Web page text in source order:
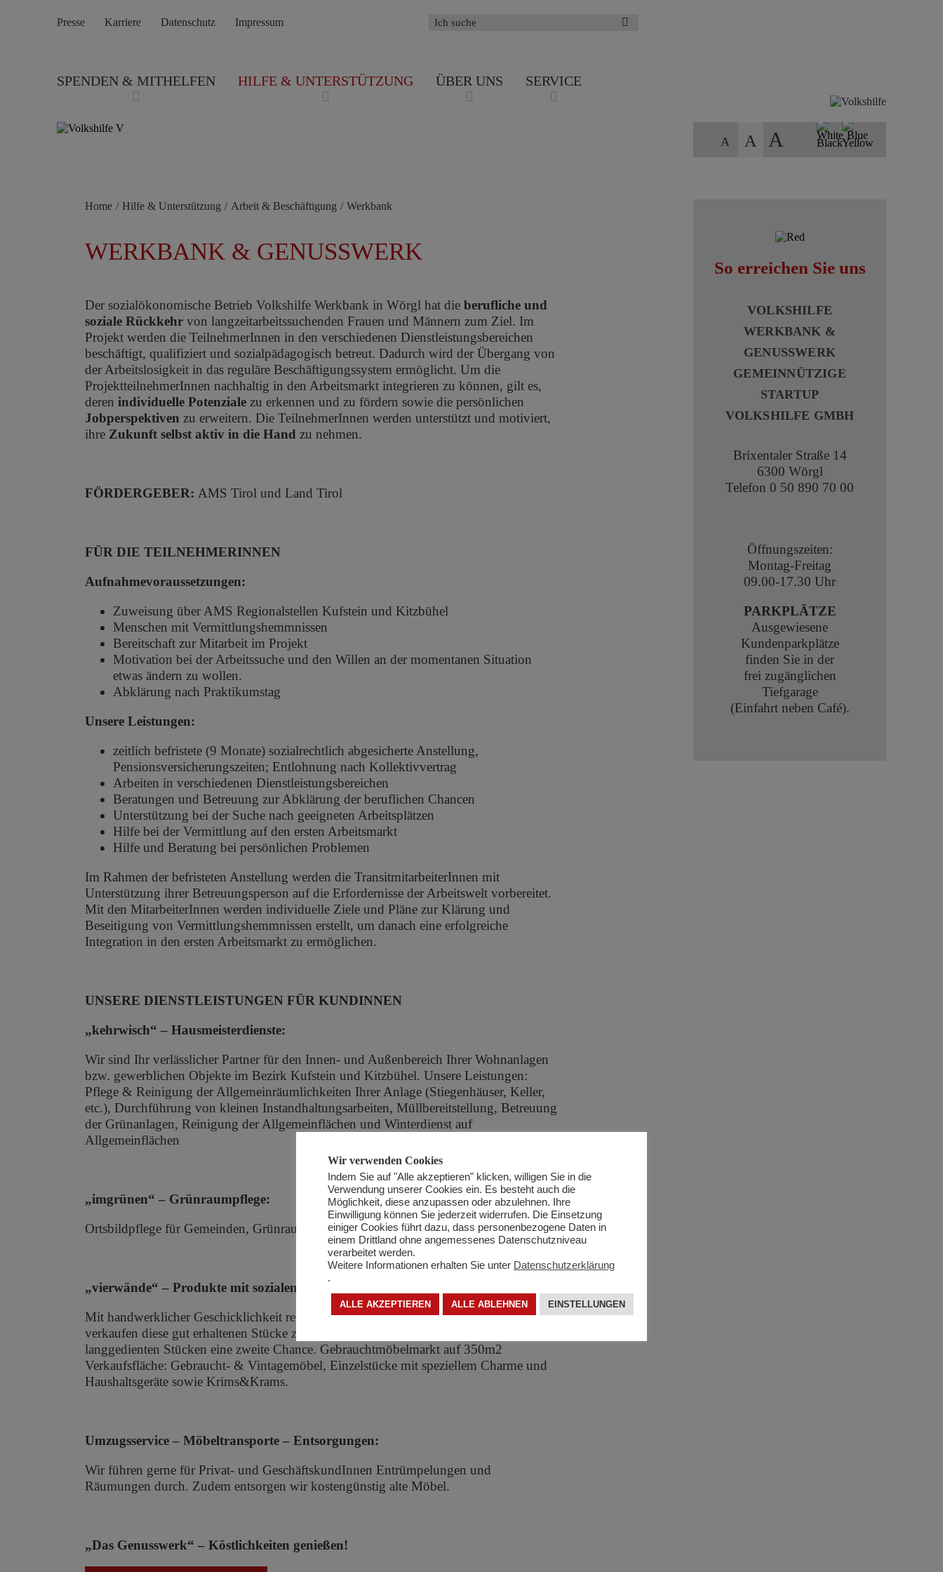
Presse Karriere Datenschutz Impressum
SPENDEN & MITHELFEN HILFE & UNTERSTÜTZUNG ÜBER UNS SERVICE
WIEDEREINSTIEG IN EIN
SELBSTBESTIMMTES LEBEN
A A A
Home / Hilfe & Unterstützung / Arbeit & Beschäftigung / Werkbank
WERKBANK & GENUSSWERK
Der sozialökonomische Betrieb Volkshilfe Werkbank in Wörgl hat die berufliche und
soziale Rückkehrvon langzeitarbeitssuchenden Frauen und Männern zum Ziel. Im
Projekt werden die TeilnehmerInnen in den verschiedenen Dienstleistungsbereichen
beschäftigt, qualifiziert und sozialpädagogisch betreut. Dadurch wird der Übergang von
der Arbeitslosigkeit in das reguläre Beschäftigungssystem ermöglicht. Um die
ProjektteilnehmerInnen nachhaltig in den Arbeitsmarkt integrieren zu können, gilt es,
deren individuelle Potenzialezu erkennen und zu fördern sowie die persönlichen
Jobperspektiven zu erweitern. Die TeilnehmerInnen werden unterstützt und motiviert,
ihre Zukunft selbst aktiv in die Hand zu nehmen.
FÖRDERGEBER: AMS Tirol und Land Tirol
FÜR DIE TEILNEHMERINNEN
Aufnahmevoraussetzungen:
Zuweisung über AMS Regionalstellen Kufstein und Kitzbühel
Menschen mit Vermittlungshemmnissen
Bereitschaft zur Mitarbeit im Projekt
Motivation bei der Arbeitssuche und den Willen an der momentanen Situation
etwas ändern zu wollen.
Abklärung nach Praktikumstag
Unsere Leistungen:
zeitlich befristete (9 Monate) sozialrechtlich abgesicherte Anstellung,
Pensionsversicherungszeiten; Entlohnung nach Kollektivvertrag
Arbeiten in verschiedenen Dienstleistungsbereichen
Beratungen und Betreuung zur Abklärung der beruflichen Chancen
Unterstützung bei der Suche nach geeigneten Arbeitsplätzen
Hilfe bei der Vermittlung auf den ersten Arbeitsmarkt
Hilfe und Beratung bei persönlichen Problemen
Im Rahmen der befristeten Anstellung werden die TransitmitarbeiterInnen mit
Unterstützung ihrer Betreuungsperson auf die Erfordernisse der Arbeitswelt vorbereitet.
Mit den MitarbeiterInnen werden individuelle Ziele und Pläne zur Klärung und
Beseitigung von Vermittlungshemmnissen erstellt, um danach eine erfolgreiche
Integration in den ersten Arbeitsmarkt zu ermöglichen.
UNSERE DIENSTLEISTUNGEN FÜR KUNDINNEN
„kehrwisch“ – Hausmeisterdienste:
Wir sind Ihr verlässlicher Partner für den Innen- und Außenbereich Ihrer Wohnanlagen
bzw. gewerblichen Objekte im Bezirk Kufstein und Kitzbühel. Unsere Leistungen:
Pflege & Reinigung der Allgemeinräumlichkeiten Ihrer Anlage (Stiegenhäuser, Keller,
etc.), Durchführung von kleinen Instandhaltungsarbeiten, Müllbereitstellung, Betreuung
der Grünanlagen, Reinigung der Allgemeinflächen und Winterdienst auf
Allgemeinflächen
„imgrünen“ – Grünraumpflege:
Ortsbildpflege für Gemeinden, Grünraumbewirtschaftung und Gartenpflege
„vierwände“ – Produkte mit sozialem Mehrwert:
Mit handwerklicher Geschicklichkeit reparieren und verschönern wir alte Möbel und
verkaufen diese gut erhaltenen Stücke zu fairen Preisen. Wir geben gut erhaltenen,
langgedienten Stücken eine zweite Chance. Gebrauchtmöbelmarkt auf 350m2
Verkaufsfläche: Gebraucht- & Vintagemöbel, Einzelstücke mit speziellem Charme und
Haushaltsgeräte sowie Krims&Krams.
Umzugsservice – Möbeltransporte – Entsorgungen:
Wir führen gerne für Privat- und GeschäftskundInnen Entrümpelungen und
Räumungen durch. Zudem entsorgen wir kostengünstig alte Möbel.
„Das Genusswerk“ – Köstlichkeiten genießen!
So erreichen Sie uns
VOLKSHILFE
WERKBANK &
GENUSSWERK
GEMEINNÜTZIGE
STARTUP
VOLKSHILFE GMBH
Brixentaler Straße 14
6300 Wörgl
Telefon0 50 890 70 00
Öffnungszeiten:
Montag-Freitag
09.00-17.30 Uhr
PARKPLÄTZE
Ausgewiesene
Kundenparkplätze
finden Sie in der
frei zugänglichen
Tiefgarage
(Einfahrt neben Café).
Wir verwenden Cookies
Indem Sie auf "Alle akzeptieren" klicken, willigen Sie in die
Verwendung unserer Cookies ein. Es besteht auch die
Möglichkeit, diese anzupassen oder abzulehnen. Ihre
Einwilligung können Sie jederzeit widerrufen. Die Einsetzung
einiger Cookies führt dazu, dass personenbezogene Daten in
einem Drittland ohne angemessenes Datenschutzniveau
verarbeitet werden.
Weitere Informationen erhalten Sie unter Datenschutzerklärung
.
ALLE AKZEPTIEREN ALLE ABLEHNEN EINSTELLUNGEN